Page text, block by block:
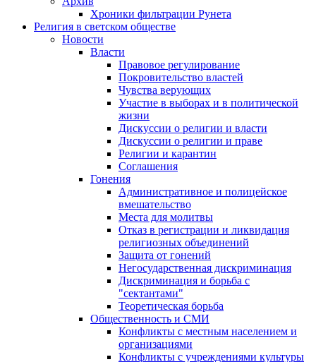
Хроники фильтрации Рунета
Религия в светском обществе
Новости
Власти
Правовое регулирование
Покровительство властей
Чувства верующих
Участие в выборах и в политической
жизни
Дискуссии о религии и власти
Дискуссии о религии и праве
Религии и карантин
Соглашения
Гонения
Административное и полицейское
вмешательство
Места для молитвы
Отказ в регистрации и ликвидация
религиозных объединений
Защита от гонений
Негосударственная дискриминация
Дискриминация и борьба с
"сектантами"
Теоретическая борьба
Общественность и СМИ
Конфликты с местным населением и
организациями
Конфликты с учреждениями культуры